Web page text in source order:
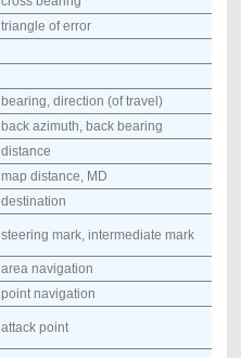
triangle of error
bearing, direction (of travel)
back azimuth, back bearing
distance
map distance, MD
destination
steering mark, intermediate mark
area navigation
point navigation
attack point